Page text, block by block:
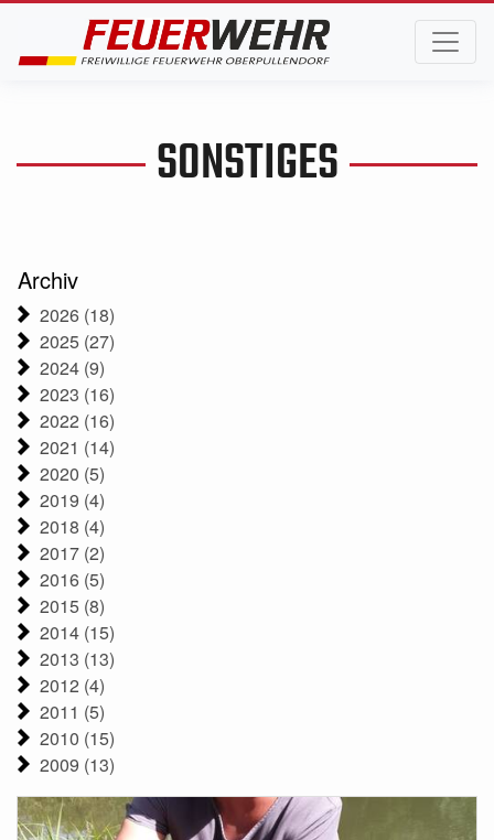
SONSTIGES
Archiv
2026 (18)
2025 (27)
2024 (9)
2023 (16)
2022 (16)
2021 (14)
2020 (5)
2019 (4)
2018 (4)
2017 (2)
2016 (5)
2015 (8)
2014 (15)
2013 (13)
2012 (4)
2011 (5)
2010 (15)
2009 (13)